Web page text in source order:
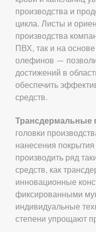
производства и
цикла. Листы и
производства
ПВХ, так и на
олефинов —
достижений в
обеспечить
средств.
Трансдермальные
головки
нанесения
производить ряд
средств, как
инновационные
фиксированными
индивидуальные
степени упрощают